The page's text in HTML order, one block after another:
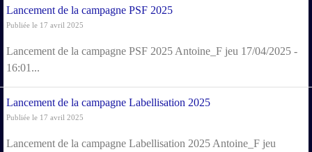
Lancement de la campagne PSF 2025
Publiée le 17 avril 2025
Lancement de la campagne PSF 2025 Antoine_F jeu 17/04/2025 -
16:01...
Lancement de la campagne Labellisation 2025
Publiée le 17 avril 2025
Lancement de la campagne Labellisation 2025 Antoine_F jeu